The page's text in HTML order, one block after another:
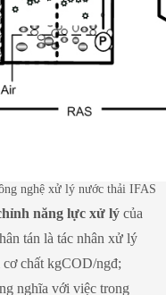
nghệ xử lý nước thải IFAS
năng lực xử lý của
tán là tác nhân xử lý
chất kgCOD/ngđ;
nghĩa với việc trong